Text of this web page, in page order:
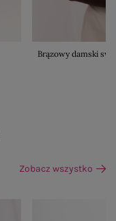
Brązowy damski
Zobacz wszystko